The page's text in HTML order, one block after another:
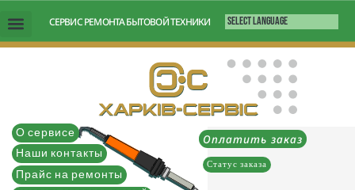
содержимому
СЕРВИС РЕМОНТА БЫТОВОЙ ТЕХНИКИ
О сервисе
Наши контакты
Прайс на ремонты
Статус заказа
Оплатить заказ